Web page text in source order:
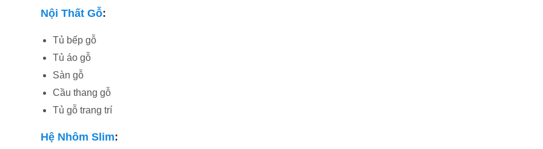
Nội Thất Gỗ:
Tủ bếp gỗ
Tủ áo gỗ
Sàn gỗ
Cầu thang gỗ
Tủ gỗ trang trí
Hệ Nhôm Slim: